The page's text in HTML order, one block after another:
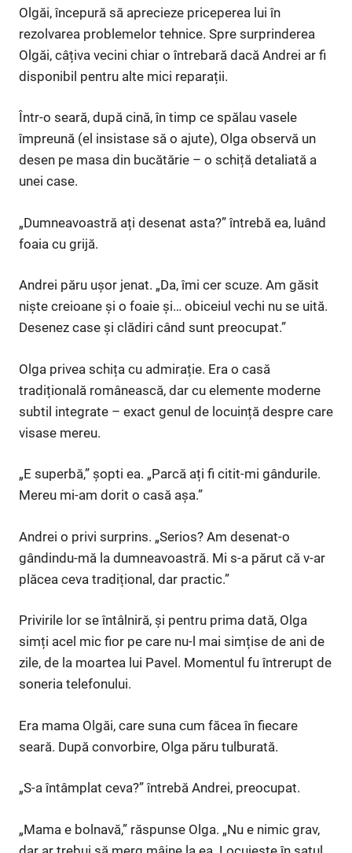
Olgăi, începură să aprecieze priceperea lui în
rezolvarea problemelor tehnice. Spre surprinderea
Olgăi, câțiva vecini chiar o întrebară dacă Andrei ar fi
disponibil pentru alte mici reparații.
Într-o seară, după cină, în timp ce spălau vasele
împreună (el insistase să o ajute), Olga observă un
desen pe masa din bucătărie – o schiță detaliată a
unei case.
„Dumneavoastră ați desenat asta?” întrebă ea, luând
foaia cu grijă.
Andrei păru ușor jenat. „Da, îmi cer scuze. Am găsit
niște creioane și o foaie și… obiceiul vechi nu se uită.
Desenez case și clădiri când sunt preocupat.”
Olga privea schița cu admirație. Era o casă
tradițională românească, dar cu elemente moderne
subtil integrate – exact genul de locuință despre care
visase mereu.
„E superbă,” șopti ea. „Parcă ați fi citit-mi gândurile.
Mereu mi-am dorit o casă așa.”
Andrei o privi surprins. „Serios? Am desenat-o
gândindu-mă la dumneavoastră. Mi s-a părut că v-ar
plăcea ceva tradițional, dar practic.”
Privirile lor se întâlniră, și pentru prima dată, Olga
simți acel mic fior pe care nu-l mai simțise de ani de
zile, de la moartea lui Pavel. Momentul fu întrerupt de
soneria telefonului.
Era mama Olgăi, care suna cum făcea în fiecare
seară. După convorbire, Olga păru tulburată.
„S-a întâmplat ceva?” întrebă Andrei, preocupat.
„Mama e bolnavă,” răspunse Olga. „Nu e nimic grav,